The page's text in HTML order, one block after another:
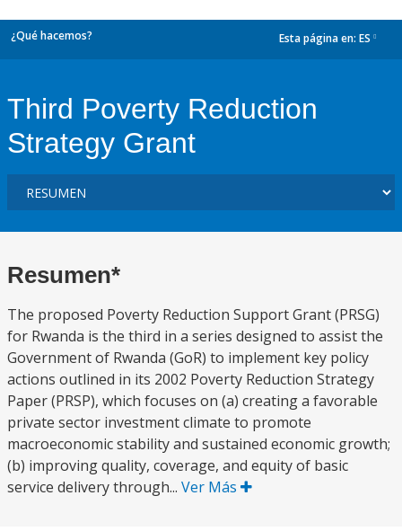
¿Qué hacemos? Esta página en: ES
Third Poverty Reduction
Strategy Grant
Resumen*
The proposed Poverty Reduction Support Grant (PRSG)
for Rwanda is the third in a series designed to assist the
Government of Rwanda (GoR) to implement key policy
actions outlined in its 2002 Poverty Reduction Strategy
Paper (PRSP), which focuses on (a) creating a favorable
private sector investment climate to promote
macroeconomic stability and sustained economic growth;
(b) improving quality, coverage, and equity of basic
service delivery through... Ver Más